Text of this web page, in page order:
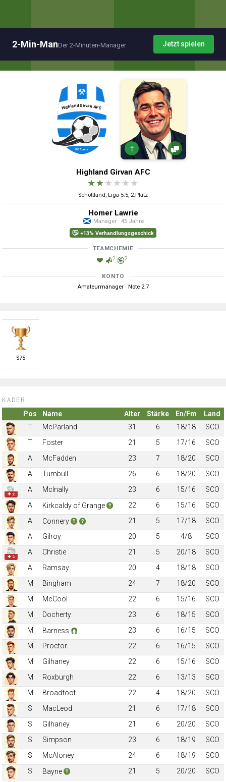
2-Min-ManDer 2-Minuten-Manager Jetzt spielen
↑
Highland Girvan AFC
★★★ ★ ★ ★
Schottland, Liga 5.5, 2.Platz
Homer Lawrie
Manager · 45 Jahre
+13% Verhandlungsgeschick
TEAMCHEMIE
2 2
KONTO
Amateurmanager · Note 2.7
S75
KADER:
Pos Name Alter Stärke En/Fm
Land
T
McParland 31 6 18/18
SCO
T
Foster 21 5 17/16
SCO
A
McFadden 23 7 18/20
SCO
A
Turnbull 26 6 18/20 SCO
✚ 2
A McInally 23 6 15/16
SCO
A
Kirkcaldy of Grange 22 6 15/16
SCO
A
Connery 21 5 17/18
SCO
A
Gilroy 20 5 4/8 SCO
✚ 2
A Christie 21 5 20/18
SCO
A
Ramsay 20 4 18/18
SCO
M
Bingham 24 7 18/20
SCO
M
McCool 22 6 15/16
SCO
M
Docherty 23 6 18/15
SCO
M
Barness 23 6 16/15
SCO
M
Proctor 22 6 16/15
SCO
M
Gilhaney 22 6 15/16
SCO
M
Roxburgh 22 6 13/13
SCO
M
Broadfoot 22 4 18/20
SCO
S
MacLeod 21 6 17/18
SCO
S
Gilhaney 21 6 20/20
SCO
S
Simpson 23 6 18/19
SCO
S
McAloney 24 6 18/19
SCO
S
Bayne 21 5 20/20
SCO